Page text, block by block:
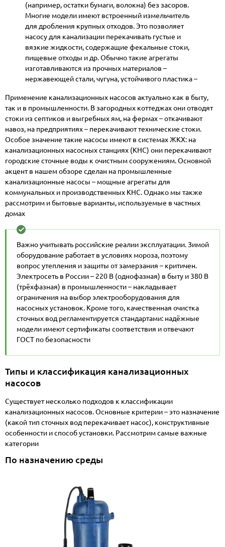
(например, остатки бумаги, волокна) без засоров.
Многие модели имеют встроенный измельчитель
для дробления крупных отходов. Это позволяет
насосу для канализации перекачивать густые и
вязкие жидкости, содержащие фекальные стоки,
пищевые отходы и др. Обычно такие агрегаты
изготавливаются из прочных материалов –
нержавеющей стали, чугуна, устойчивого пластика –
газы, абразивные частицы)
Применение канализационных насосов актуально как в быту,
так и в промышленности. В загородных коттеджах они отводят
стоки из септиков и выгребных ям, на фермах – откачивают
навоз, на предприятиях – перекачивают технические стоки.
Особое значение такие насосы имеют в системах ЖКХ: на
канализационных насосных станциях (КНС) они перекачивают
городские сточные воды к очистным сооружениям. Основной
акцент в нашем обзоре сделан на промышленные
канализационные насосы – мощные агрегаты для
коммунальных и производственных КНС. Однако мы также
рассмотрим и бытовые варианты, используемые в частных
домах
Важно учитывать российские реалии эксплуатации. Зимой
оборудование работает в условиях мороза, поэтому
вопрос утепления и защиты от замерзания – критичен.
Электросеть в России – 220 В (однофазная) в быту и 380 В
(трёхфазная) в промышленности – накладывает
ограничения на выборэлектрооборудования для
насосных установок. Кроме того, качественная очистка
сточных вод регламентируется стандартами: надёжные
модели имеют сертификаты соответствия и отвечают
ГОСТ по безопасности
Типы и классификация канализационных
насосов
Существует несколько подходов к классификации
канализационных насосов. Основные критерии – это назначение
(какой тип сточных вод перекачивает насос), конструктивные
особенности и способ установки. Рассмотрим самые важные
категории
По назначению среды